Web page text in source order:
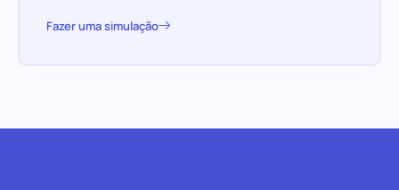
Fazer uma simulação